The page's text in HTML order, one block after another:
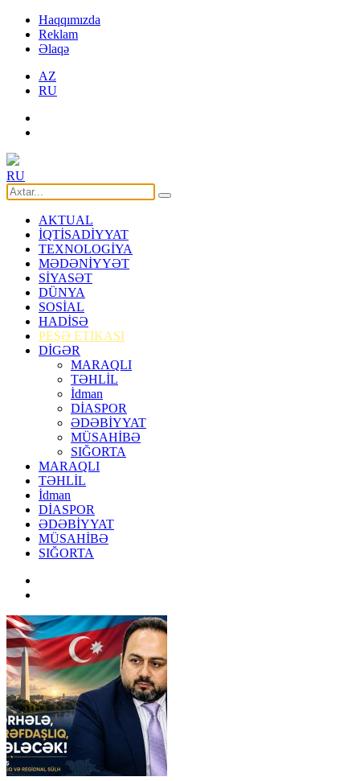
Haqqımızda
Reklam
Əlaqə
AZ
RU
RU
AKTUAL
İQTİSADİYYAT
TEXNOLOGİYA
MƏDƏNİYYƏT
SİYASƏT
DÜNYA
SOSİAL
HADİSƏ
PEŞƏ ETİKASI
DİGƏR
MARAQLI
TƏHLİL
İdman
DİASPOR
ƏDƏBİYYAT
MÜSAHİBƏ
SIĞORTA
MARAQLI
TƏHLİL
İdman
DİASPOR
ƏDƏBİYYAT
MÜSAHİBƏ
SIĞORTA